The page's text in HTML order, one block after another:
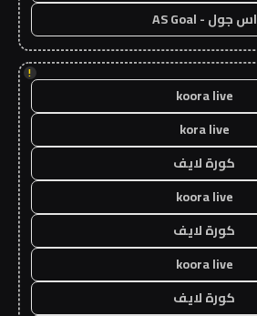
اس جول - AS Goal
!
koora live
kora live
كورة لايف
koora live
كورة لايف
koora live
كورة لايف